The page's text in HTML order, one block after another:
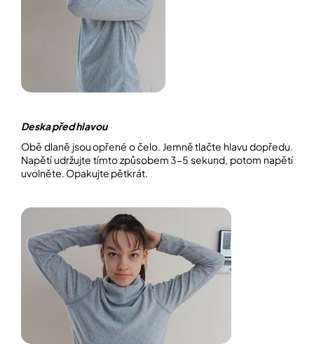
Deska před hlavou
Obě dlaně jsou opřené o čelo. Jemně tlačte hlavu dopředu.
Napětí udržujte tímto způsobem 3-5 sekund, potom napětí
uvolněte. Opakujte pětkrát.